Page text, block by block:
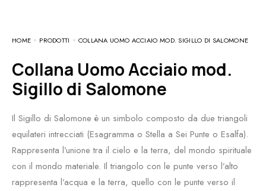
HOME PRODOTTI COLLANA UOMO ACCIAIO MOD. SIGILLO DI SALOMONE
Collana Uomo Acciaio mod.
Sigillo di Salomone
Il Sigillo di Salomone è un simbolo composto da due triangoli
equilateri intrecciati (Esagramma o Stella a Sei Punte o Esalfa).
Rappresenta l’unione tra il cielo e la terra, del mondo spirituale
con il mondo materiale. Il triangolo con le punte verso l’alto
rappresenta l’acqua e la terra, quello con le punte verso il